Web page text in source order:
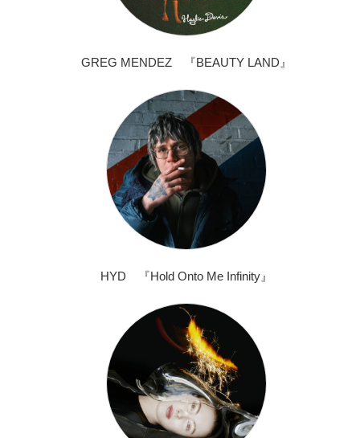
GREG MENDEZ 『BEAUTY LAND』
HYD 『Hold Onto Me Infinity』